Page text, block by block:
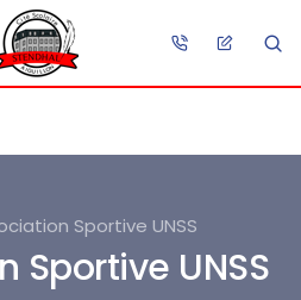
Sportive UNSS
Sportive UNSS